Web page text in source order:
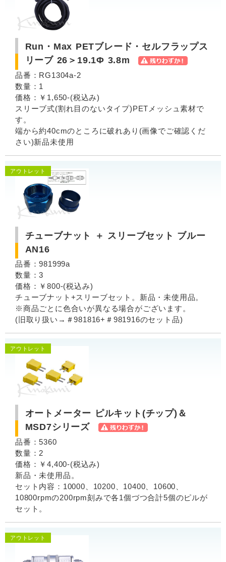
Run・Max PETブレード・セルフラップス
リーブ 26＞19.1Φ 3.8m
品番：RG1304a-2
数量：1
価格：￥1,650-(税込み)
スリーブ式(割れ目のないタイプ)PETメッシュ素材で
す。
端から約40cmのところに破れあり(画像でご確認くだ
さい)新品未使用
チューブナット ＋ スリーブセット ブルー
AN16
アウトレット
品番：981999a
数量：3
価格：￥800-(税込み)
チューブナット+スリーブセット。新品・未使用品。
※商品ごとに色合いが異なる場合がございます。
(旧取り扱い→＃981816+＃981916のセット品)
オートメーター ピルキット(チップ)＆
MSD7シリーズ
アウトレット
品番：5360
数量：2
価格：￥4,400-(税込み)
新品・未使用品。
セット内容：10000、10200、10400、10600、
10800rpmの200rpm刻みで各1個づつ合計5個のピルが
セット。
アウトレット